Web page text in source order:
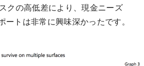
クの高低差により、現金ニーズ
ートは非常に興味深かったです。